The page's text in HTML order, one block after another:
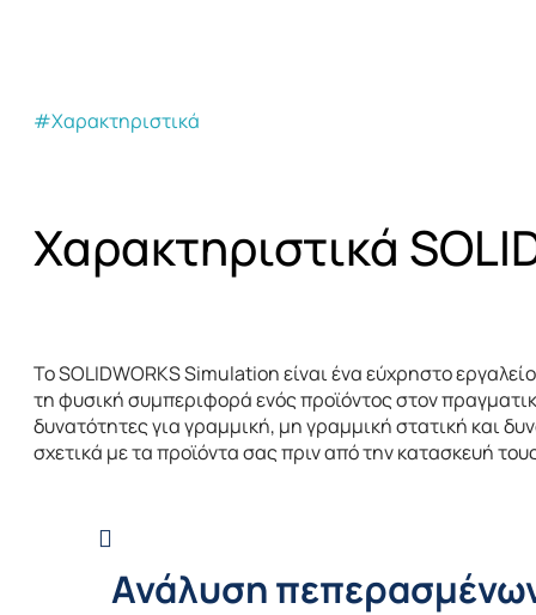
#Χαρακτηριστικά
Χαρακτηριστικά
Το SOLIDWORKS Simulation είναι ένα εύχρηστο
τη φυσική συμπεριφορά ενός προϊόντος στον
δυνατότητες για γραμμική, μη γραμμική στατική και
σχετικά με τα προϊόντα σας πριν από την κατασκευή
Ανάλυση